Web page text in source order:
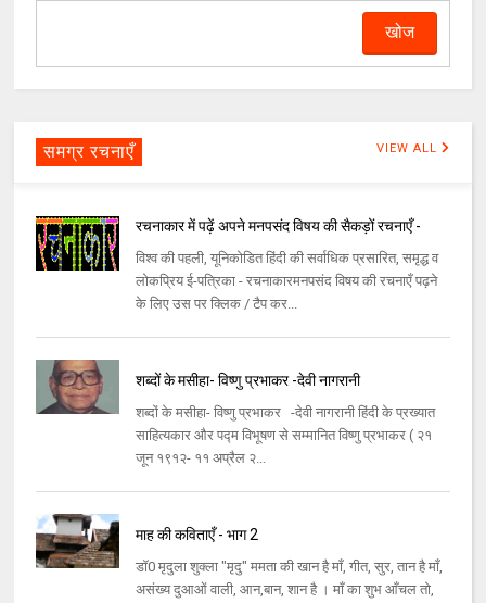
समग्र रचनाएँ VIEW ALL
रचनाकार में पढ़ें अपने मनपसंद विषय की सैकड़ों रचनाएँ -
विश्व की पहली, यूनिकोडित हिंदी की सर्वाधिक प्रसारित, समृद्ध व
लोकप्रिय ई-पत्रिका - रचनाकारमनपसंद विषय की रचनाएँ पढ़ने
के लिए उस पर क्लिक / टैप कर...
शब्दों के मसीहा- विष्णु प्रभाकर -देवी नागरानी
शब्दों के मसीहा- विष्णु प्रभाकर -देवी नागरानी हिंदी के प्रख्यात
साहित्यकार और पद्म विभूषण से सम्मानित विष्णु प्रभाकर ( २१
जून १९१२- ११ अप्रैल २...
माह की कविताएँ - भाग 2
डॉ0 मृदुला शुक्ला "मृदु" ममता की खान है माँ, गीत, सुर, तान है माँ,
असंख्य दुआओं वाली, आन,बान, शान है । माँ का शुभ आँचल तो,